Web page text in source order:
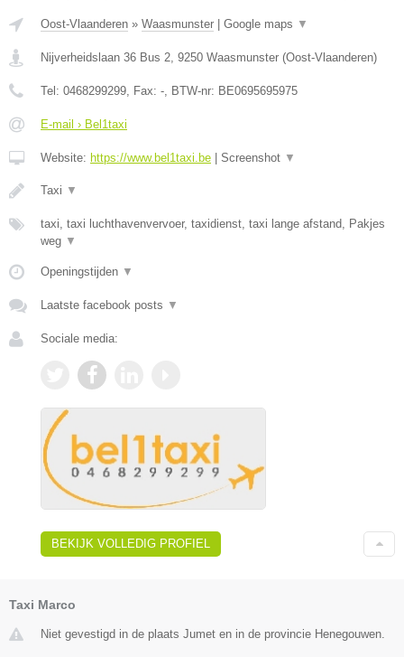
Oost-Vlaanderen » Waasmunster Google maps ▼
Nijverheidslaan 36 Bus 2, 9250 Waasmunster (Oost-Vlaanderen)
Tel: 0468299299, Fax: -, BTW-nr: BE0695695975
E-mail › Bel1taxi
Website: https://www.bel1taxi.be Screenshot ▼
Taxi ▼
taxi, taxi luchthavenvervoer, taxidienst, taxi lange afstand, Pakjes
weg ▼
Openingstijden ▼
Laatste facebook posts ▼
Sociale media:
BEKIJK VOLLEDIG PROFIEL
Taxi Marco
Niet gevestigd in de plaats Jumet en in de provincie Henegouwen.